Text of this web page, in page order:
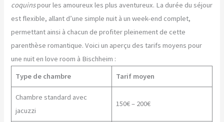
coquinspour les amoureux les plus aventureux. La durée du séjour
est flexible, allant d’une simple nuit à un week-end complet,
permettant ainsi à chacun de profiter pleinement de cette
parenthèse romantique. Voici un aperçu des tarifs moyens pour
une nuit en love room à Bischheim :
Type de chambre
Tarif moyen
Chambre standard avec
jacuzzi
150€ – 200€